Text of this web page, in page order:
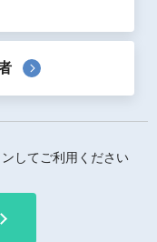
してご利用ください